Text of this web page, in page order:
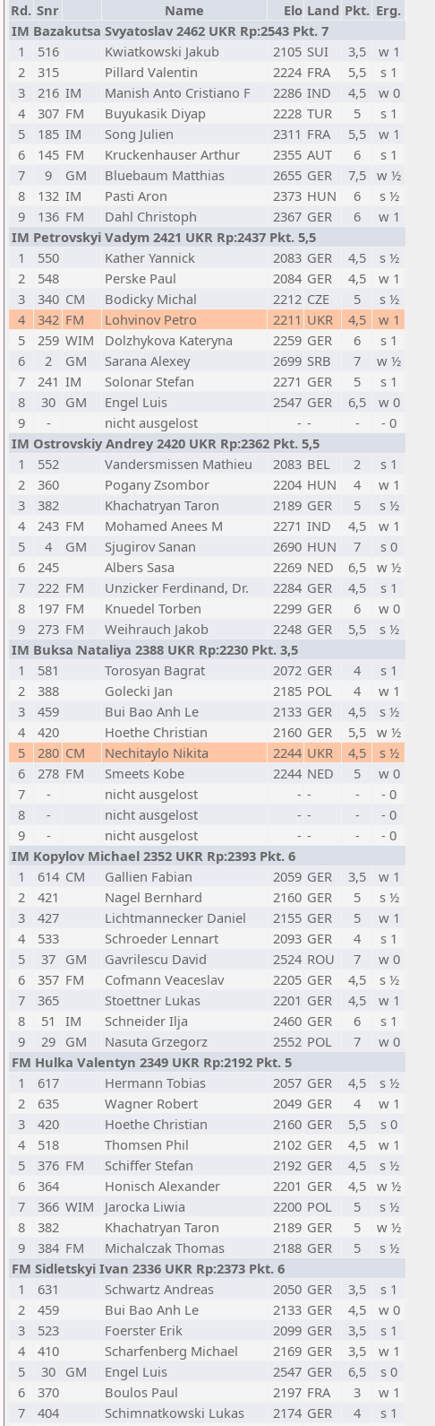
Rd. Snr Name Elo Land Pkt. Erg.
IM Bazakutsa Svyatoslav 2462 UKR Rp:2543 Pkt. 7
1
516 Kwiatkowski Jakub 2105 SUI 3,5
w 1
2
315 Pillard Valentin 2224 FRA 5,5
s 1
3
216 IM Manish Anto Cristiano F 2286 IND 4,5
w 0
4
307 FM Buyukasik Diyap 2228 TUR 5
s 1
5
185 IM Song Julien 2311 FRA 5,5
w 1
6
145 FM Kruckenhauser Arthur 2355 AUT 6
s 1
7
9 GM Bluebaum Matthias 2655 GER 7,5 w ½
8
132 IM Pasti Aron 2373 HUN 6
s ½
9
136 FM Dahl Christoph 2367 GER 6
w 1
IM Petrovskyi Vadym 2421 UKR Rp:2437 Pkt. 5,5
1
550 Kather Yannick 2083 GER 4,5
s ½
2
548 Perske Paul 2084 GER 4,5
w 1
3
340 CM Bodicky Michal 2212 CZE 5
s ½
4
342 FM Lohvinov Petro 2211 UKR 4,5
w 1
5
259 WIM Dolzhykova Kateryna 2259 GER 6
s 1
6
2 GM Sarana Alexey 2699 SRB 7
w ½
7
241 IM Solonar Stefan 2271 GER 5
s 1
8
30 GM Engel Luis 2547 GER 6,5
w 0
9
- nicht ausgelost - - -
- 0
IM Ostrovskiy Andrey 2420 UKR Rp:2362 Pkt. 5,5
1
552 Vandersmissen Mathieu 2083 BEL 2
s 1
2
360 Pogany Zsombor 2204 HUN 4
w 1
3
382 Khachatryan Taron 2189 GER 5
s ½
4
243 FM Mohamed Anees M 2271 IND 4,5
w 1
5
4 GM Sjugirov Sanan 2690 HUN 7
s 0
6
245 Albers Sasa 2269 NED 6,5 w ½
7
222 FM Unzicker Ferdinand, Dr. 2284 GER 4,5
s 1
8
197 FM Knuedel Torben 2299 GER 6
w 0
9
273 FM Weihrauch Jakob 2248 GER 5,5
s ½
IM Buksa Nataliya 2388 UKR Rp:2230 Pkt. 3,5
1
581 Torosyan Bagrat 2072 GER 4
s 1
2
388 Golecki Jan 2185 POL 4
w 1
3
459 Bui Bao Anh Le 2133 GER 4,5
s ½
4
420 Hoethe Christian 2160 GER 5,5 w ½
5
280 CM Nechitaylo Nikita 2244 UKR 4,5
s ½
6
278 FM Smeets Kobe 2244 NED 5
w 0
7
- nicht ausgelost - - -
- 0
8
- nicht ausgelost - - -
- 0
9
- nicht ausgelost - - -
- 0
IM Kopylov Michael 2352 UKR Rp:2393 Pkt. 6
1
614 CM Gallien Fabian 2059 GER 3,5
w 1
2
421 Nagel Bernhard 2160 GER 5
s ½
3
427 Lichtmannecker Daniel 2155 GER 5
w 1
4
533 Schroeder Lennart 2093 GER 4
s 1
5
37 GM Gavrilescu David 2524 ROU 7
w 0
6
357 FM Cofmann Veaceslav 2205 GER 4,5
s ½
7
365 Stoettner Lukas 2201 GER 4,5
w 1
8
51 IM Schneider Ilja 2460 GER 6
s 1
9
29 GM Nasuta Grzegorz 2552 POL 7
w 0
FM Hulka Valentyn 2349 UKR Rp:2192 Pkt. 5
1
617 Hermann Tobias 2057 GER 4,5
s ½
2
635 Wagner Robert 2049 GER 4
w 1
3
420 Hoethe Christian 2160 GER 5,5
s 0
4
518 Thomsen Phil 2102 GER 4,5
w 1
5
376 FM Schiffer Stefan 2192 GER 4,5
s ½
6
364 Honisch Alexander 2201 GER 4,5 w ½
7
366 WIM Jarocka Liwia 2200 POL 5
s ½
8
382 Khachatryan Taron 2189 GER 5
w ½
9
384 FM Michalczak Thomas 2188 GER 5
s ½
FM Sidletskyi Ivan 2336 UKR Rp:2373 Pkt. 6
1
631 Schwartz Andreas 2050 GER 3,5
s 1
2
459 Bui Bao Anh Le 2133 GER 4,5
w 0
3
523 Foerster Erik 2099 GER 3,5
s 1
4
410 Scharfenberg Michael 2169 GER 3,5
w 1
5
30 GM Engel Luis 2547 GER 6,5
s 0
6
370 Boulos Paul 2197 FRA 3
w 1
7
404 Schimnatkowski Lukas 2174 GER 4
s 1